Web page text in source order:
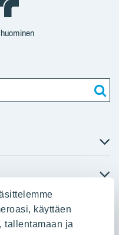
käyttäen
tallentamaan ja